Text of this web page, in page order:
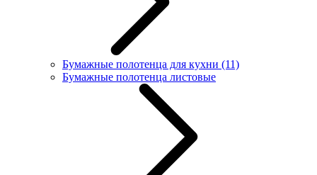
Бумажные полотенца для кухни (11)
Бумажные полотенца листовые